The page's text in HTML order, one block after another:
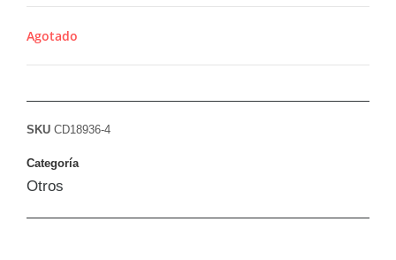
Agotado
SKU CD18936-4
Categoría
Otros